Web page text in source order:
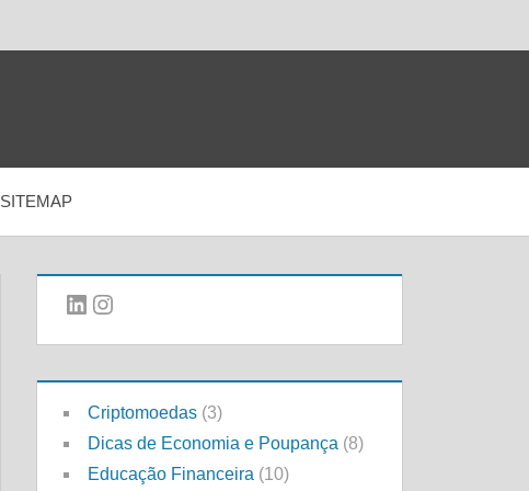
SITEMAP
LinkedIn
Instagram
Criptomoedas (3)
Dicas de Economia e Poupança (8)
Educação Financeira (10)